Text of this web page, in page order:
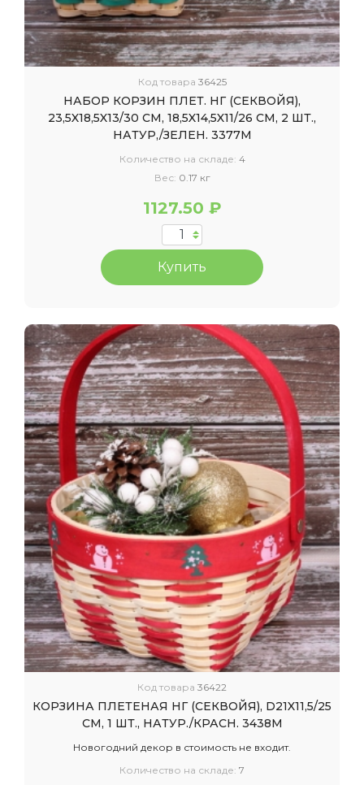
Код товара 36425
НАБОР КОРЗИН ПЛЕТ. НГ (СЕКВОЙЯ),
23,5X18,5X13/30 СМ, 18,5X14,5X11/26 СМ, 2 ШТ.,
НАТУР,/ЗЕЛЕН. 3377М
Количество на складе: 4
Вес: 0.17 кг
1127.50 ₽
Купить
Код товара 36422
КОРЗИНА ПЛЕТЕНАЯ НГ (СЕКВОЙЯ), D21X11,5/25
СМ, 1 ШТ., НАТУР./КРАСН. 3438М
Новогодний декор в стоимость не входит.
Количество на складе: 7